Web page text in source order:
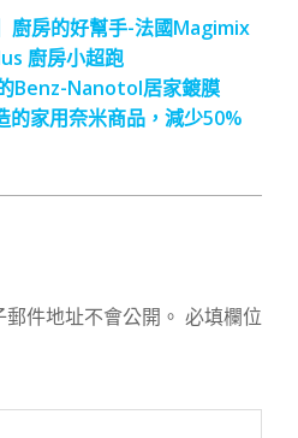
廚房的好幫手-法國Magimix
廚房小超跑
Benz-Nanotol居家鍍膜
的家用奈米商品，減少50%
件地址不會公開。 必填欄位